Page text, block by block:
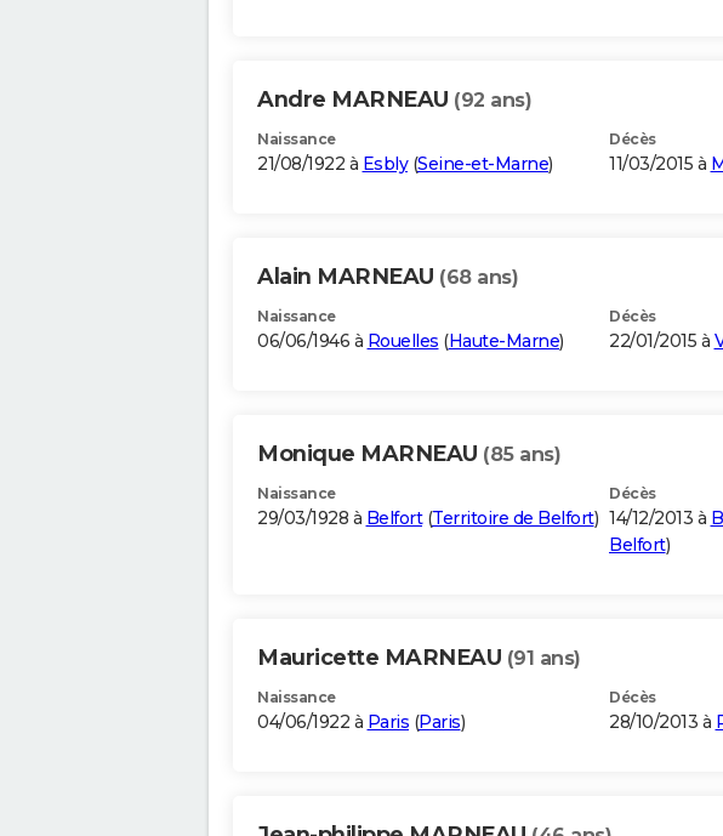
Andre MARNEAU (92 ans)
Naissance
21/08/1922 à Esbly(Seine-et-Marne)
Décès
11/03/2015 à
Alain MARNEAU (68 ans)
Naissance
06/06/1946 à Rouelles (Haute-Marne)
Décès
22/01/2015 à
Monique MARNEAU (85 ans)
Naissance
29/03/1928 à Belfort(Territoire de Belfort)
Décès
14/12/2013 à
Belfort)
Mauricette MARNEAU (91 ans)
Naissance
04/06/1922 à Paris (Paris)
Décès
28/10/2013 à